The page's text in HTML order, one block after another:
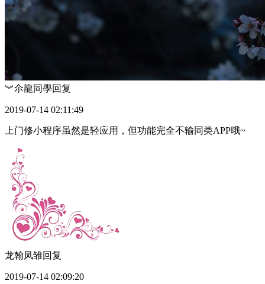
︾尒龍同學回复
2019-07-14 02:11:49
上门修小程序虽然是轻应用，但功能完全不输同类APP哦~
龙翰凤雏回复
2019-07-14 02:09:20